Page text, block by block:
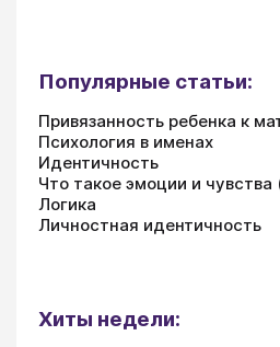
Популярные статьи:
Привязанность ребенка к
Психология в именах
Идентичность
Что такое эмоции и чувства
Логика
Личностная идентичность
Хиты недели: